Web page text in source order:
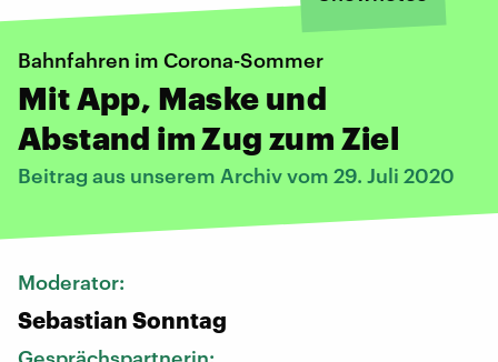
Bahnfahren im Corona-Sommer
Mit App, Maske und
Abstand im Zug zum Ziel
Beitrag aus unserem Archiv vom 29. Juli 2020
Moderator:
Sebastian Sonntag